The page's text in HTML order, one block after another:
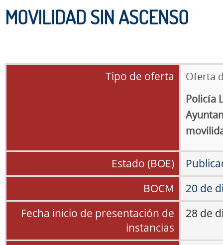
MOVILIDAD SIN ASCENSO
Tipo de oferta
Oferta
Policía
Estado (BOE)
BOCM
20 de
Fecha inicio de presentación de
instancias
28 de